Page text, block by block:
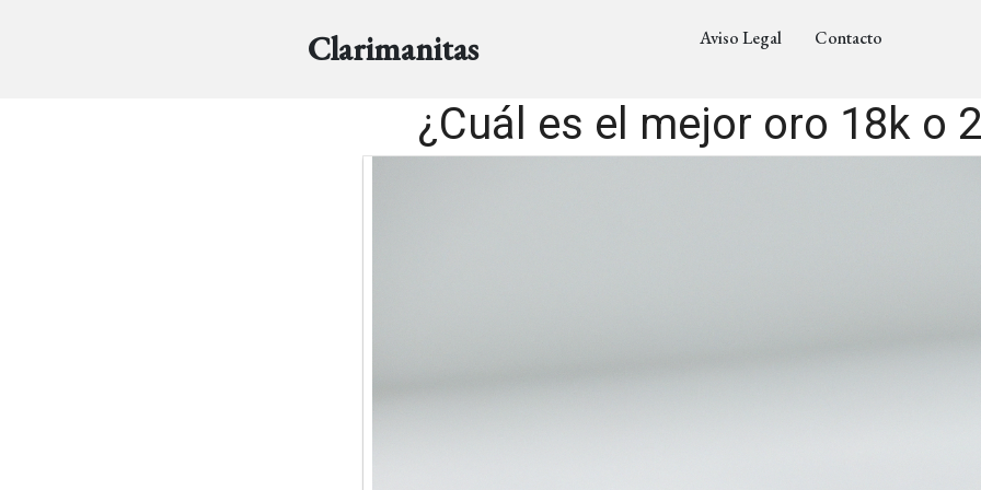
Clarimanitas Aviso Legal Contacto
¿Cuál es el mejor oro 18k o